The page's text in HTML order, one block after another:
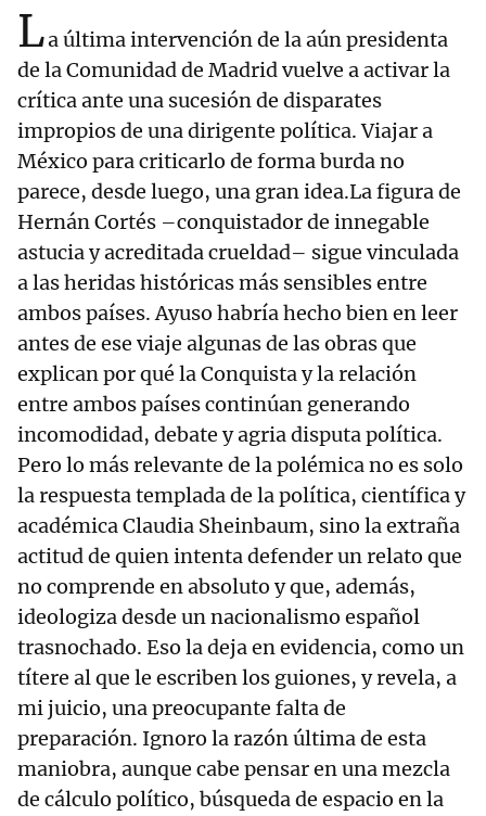
La última intervención de la aún presidenta
de la Comunidad de Madrid vuelve a activar la
crítica ante una sucesión de disparates
impropios de una dirigente política. Viajar a
México para criticarlo de forma burda no
parece, desde luego, una gran idea.La figura de
Hernán Cortés –conquistador de innegable
astucia y acreditada crueldad– sigue vinculada
a las heridas históricas más sensibles entre
ambos países. Ayuso habría hecho bien en leer
antes de ese viaje algunas de las obras que
explican por qué la Conquista y la relación
entre ambos países continúan generando
incomodidad, debate y agria disputa política.
Pero lo más relevante de la polémica no es solo
la respuesta templada de la política, científica y
académica Claudia Sheinbaum, sino la extraña
actitud de quien intenta defender un relato que
no comprende en absoluto y que, además,
ideologiza desde un nacionalismo español
trasnochado. Eso la deja en evidencia, como un
títere al que le escriben los guiones, y revela, a
mi juicio, una preocupante falta de
preparación. Ignoro la razón última de esta
maniobra, aunque cabe pensar en una mezcla
de cálculo político, búsqueda de espacio en la